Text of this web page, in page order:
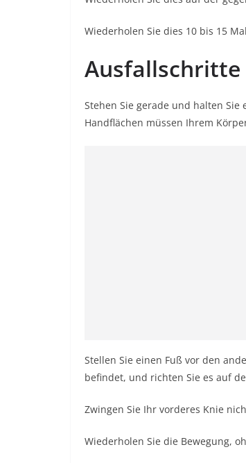
Wiederholen Sie dies 10 bis 15
Stehen Sie gerade und halten
Handflächen müssen Ihrem
Stellen Sie einen Fuß vor den
befindet, und richten Sie es auf
Zwingen Sie Ihr vorderes Knie
Wiederholen Sie die Bewegung,